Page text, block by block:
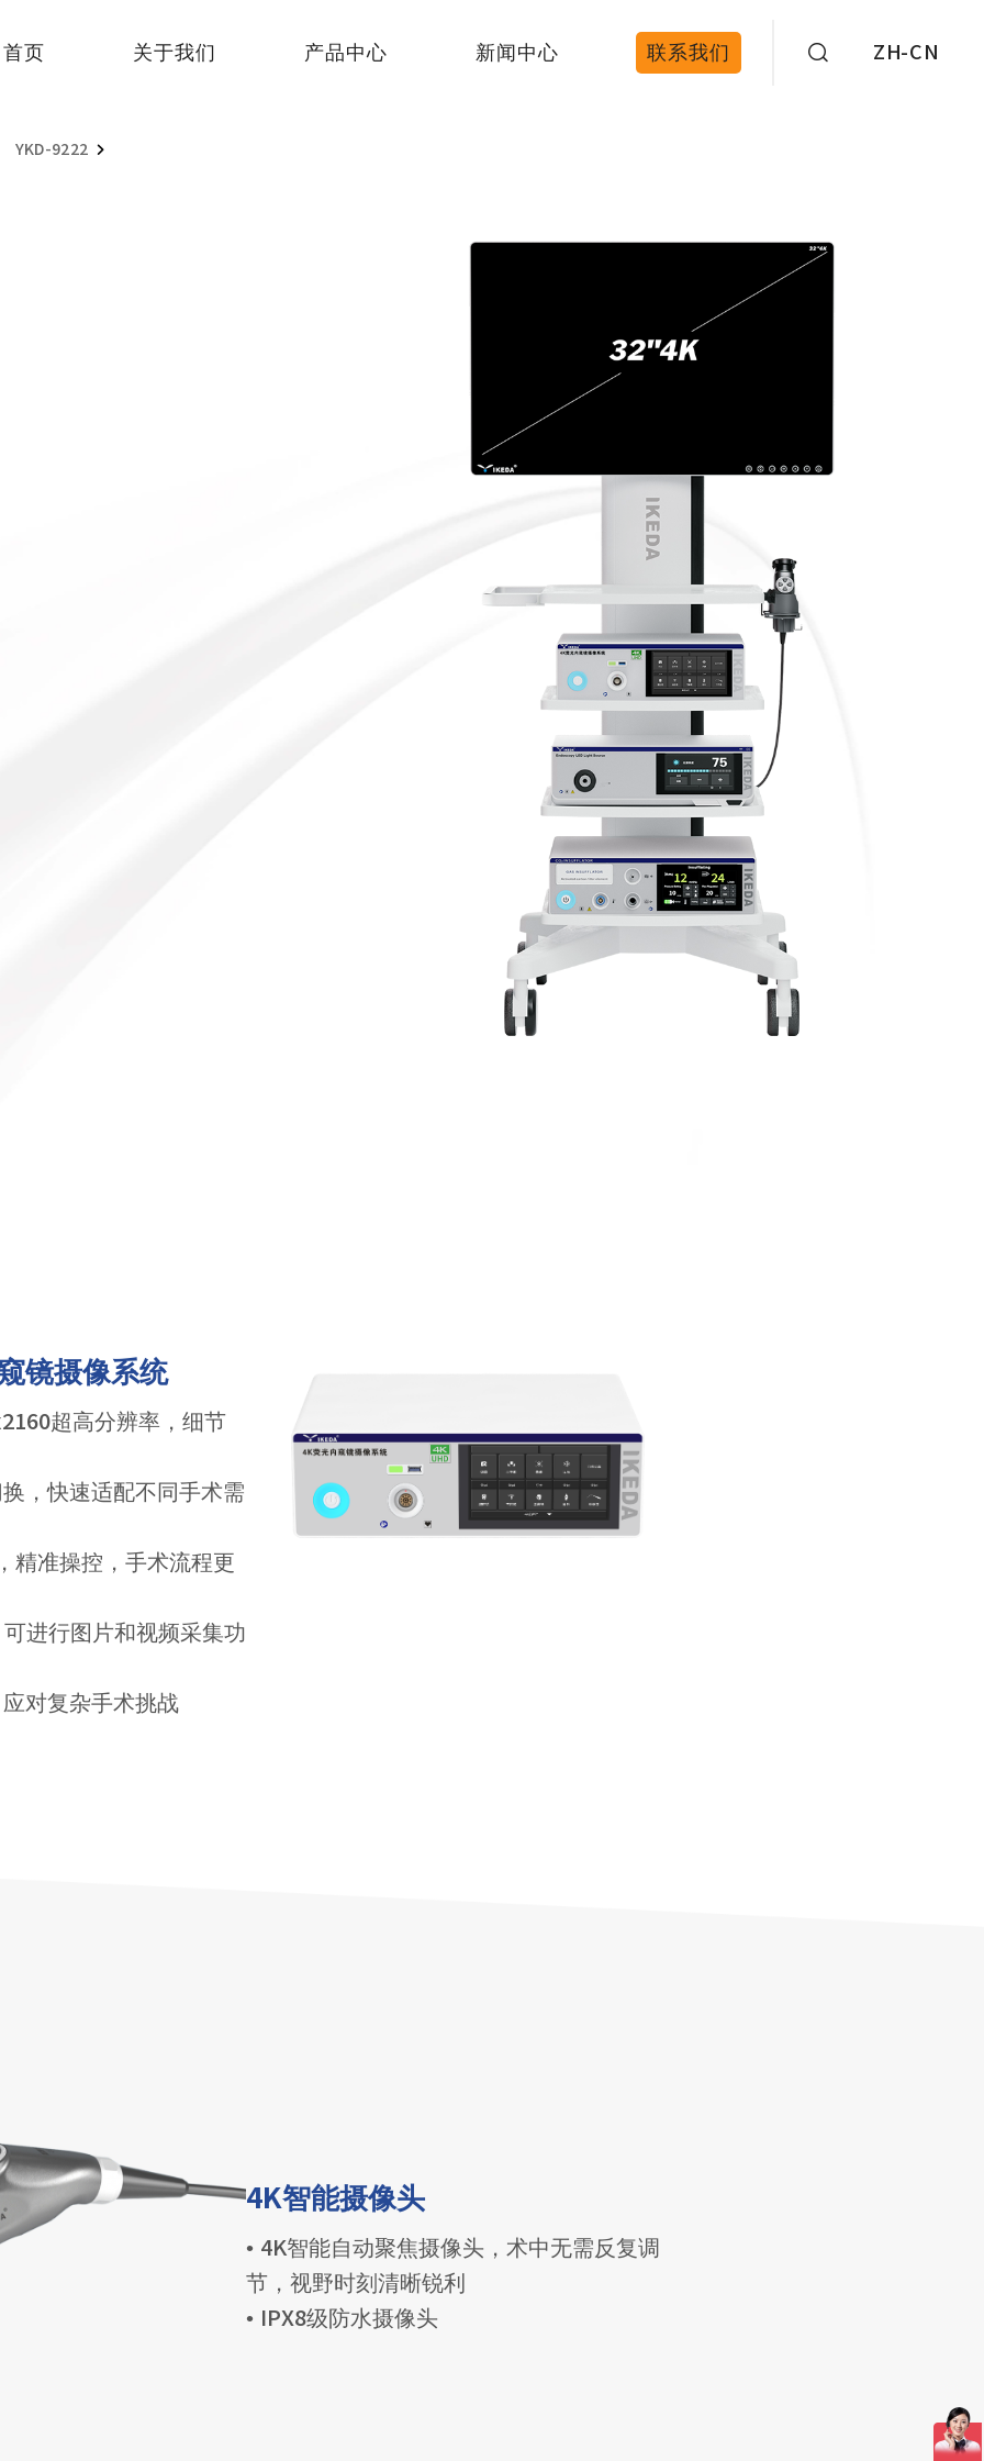
首页 关于我们 产品中心 新闻中心 联系我们 ZH-CN
YKD-9222
镜摄像系统
超高分辨率，细节
，快速适配不同手术需
精准操控，手术流程更
进行图片和视频采集功
对复杂手术挑战
4K智能摄像头
• 4K智能自动聚焦摄像头，术中无需反复调
节，视野时刻清晰锐利
• IPX8级防水摄像头